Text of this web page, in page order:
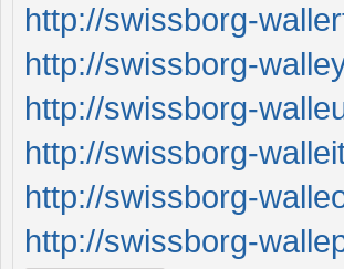
http://swissborg-
http://swissborg-
http://swissborg-
http://swissborg-
http://swissborg-
http://swissborg-